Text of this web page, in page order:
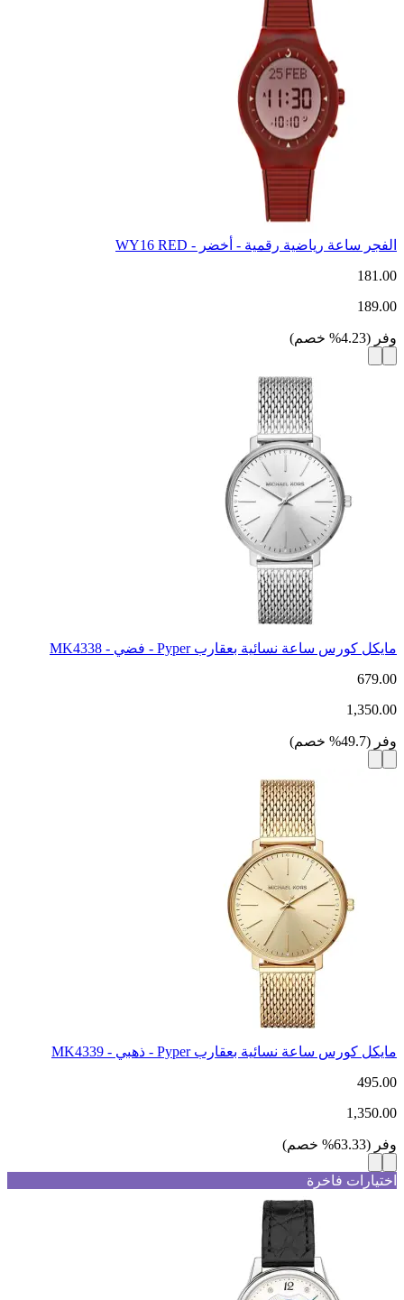
الفجر ساعة رياضية رقمية - أخضر - WY16 RED
181.00
189.00
وفر (
4.23
% خصم)
مايكل كورس ساعة نسائية بعقارب Pyper - فضي - MK4338
679.00
1,350.00
وفر (
49.7
% خصم)
مايكل كورس ساعة نسائية بعقارب Pyper - ذهبي - MK4339
495.00
1,350.00
وفر (
63.33
% خصم)
اختيارات فاخرة